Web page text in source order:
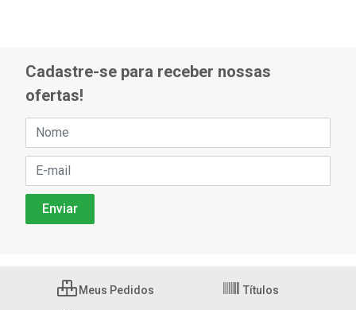
Cadastre-se para receber nossas
ofertas!
Meus Pedidos Títulos